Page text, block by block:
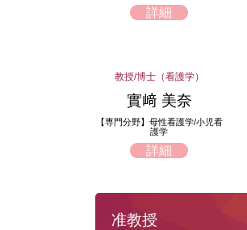
詳細
教授/博士（看護学）
實﨑 美奈
【専門分野】母性看護学/小児看
護学
詳細
准教授